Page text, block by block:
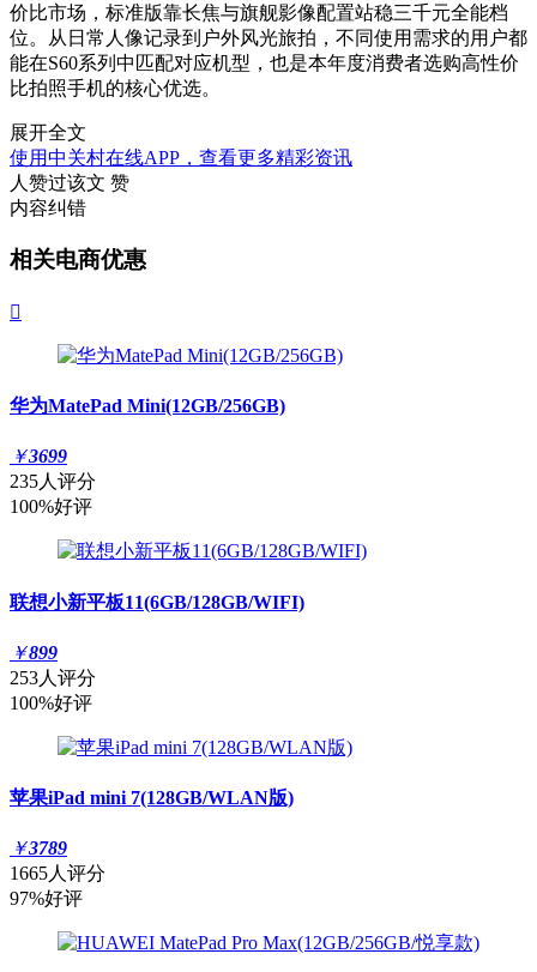
价比市场，标准版靠长焦与旗舰影像配置站稳三千元全能档
位。从日常人像记录到户外风光旅拍，不同使用需求的用户都
能在S60系列中匹配对应机型，也是本年度消费者选购高性价
比拍照手机的核心优选。
展开全文
使用中关村在线APP，查看更多精彩资讯
人赞过该文 赞
内容纠错
相关电商优惠

华为MatePad Mini(12GB/256GB)
￥3699
235人评分
100%好评
联想小新平板11(6GB/128GB/WIFI)
￥899
253人评分
100%好评
苹果iPad mini 7(128GB/WLAN版)
￥3789
1665人评分
97%好评